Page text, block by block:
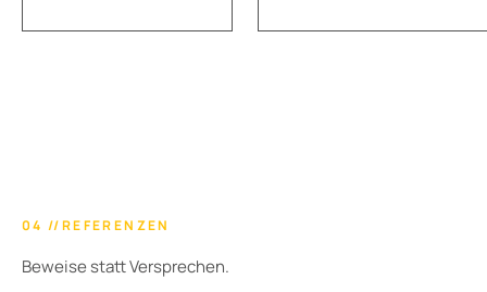
04 //REFERENZEN
Beweise statt Versprechen.